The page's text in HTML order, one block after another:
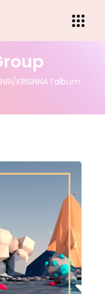
KRISHNA l’album